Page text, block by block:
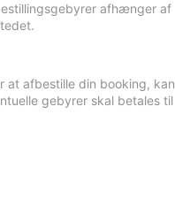
afhænger af
afbestille din booking, kan
gebyrer skal betales til